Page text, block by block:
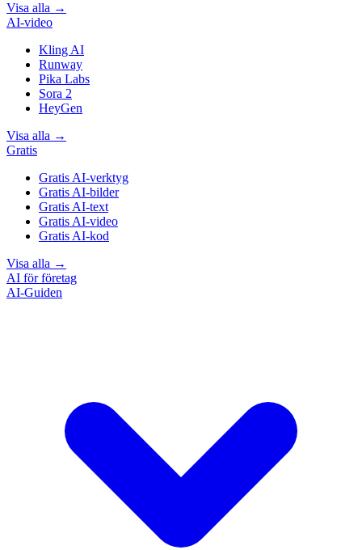
Visa alla →
AI-video
Kling AI
Runway
Pika Labs
Sora 2
HeyGen
Visa alla →
Gratis
Gratis AI-verktyg
Gratis AI-bilder
Gratis AI-text
Gratis AI-video
Gratis AI-kod
Visa alla →
AI för företag
AI-Guiden